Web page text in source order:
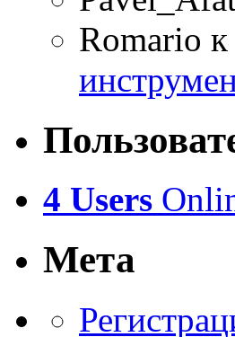
Romario к
4 Users
Мета